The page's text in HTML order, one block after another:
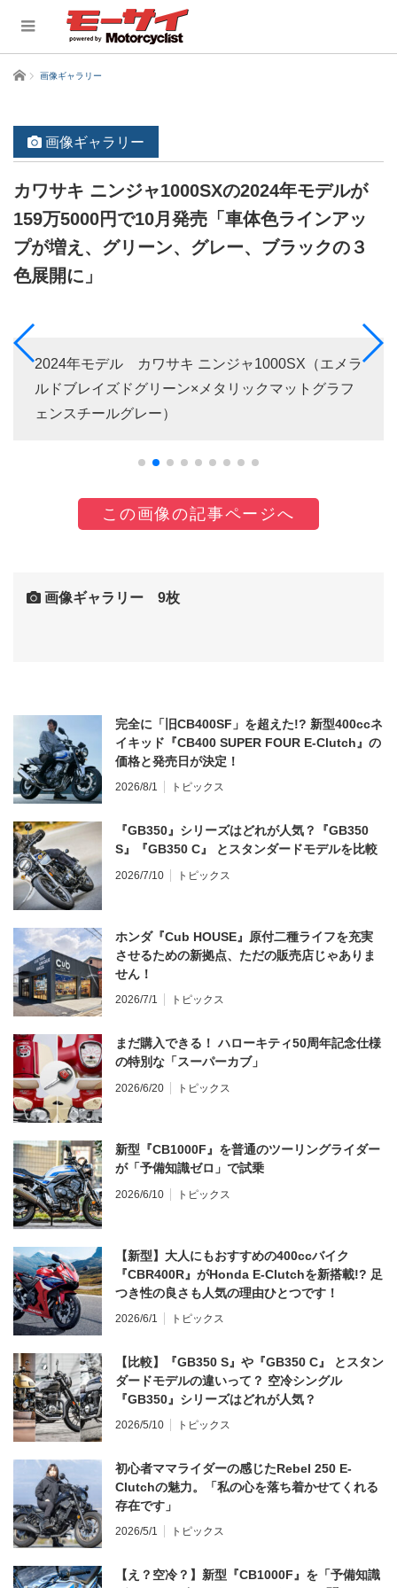
ホーム 画像ギャラリー
画像ギャラリー
カワサキ ニンジャ1000SXの2024年モデルが
159万5000円で10月発売「車体色ラインアッ
プが増え、グリーン、グレー、ブラックの３
色展開に」
2024年モデル カワサキ ニンジャ1000SX（エメラ
ルドブレイズドグリーン×メタリックマットグラフ
ェンスチールグレー）
この画像の記事ページへ
画像ギャラリー 9枚
完全に「旧CB400SF」を超えた!? 新型400ccネ
イキッド『CB400 SUPER FOUR E-Clutch』の
価格と発売日が決定！
2026/8/1 トピックス
『GB350』シリーズはどれが人気？『GB350
S』『GB350 C』 とスタンダードモデルを比較
2026/7/10 トピックス
ホンダ『Cub HOUSE』原付二種ライフを充実
させるための新拠点、ただの販売店じゃありま
せん！
2026/7/1 トピックス
まだ購入できる！ ハローキティ50周年記念仕様
の特別な「スーパーカブ」
2026/6/20 トピックス
新型『CB1000F』を普通のツーリングライダー
が「予備知識ゼロ」で試乗
2026/6/10 トピックス
【新型】大人にもおすすめの400ccバイク
『CBR400R』がHonda E-Clutchを新搭載!? 足
つき性の良さも人気の理由ひとつです！
2026/6/1 トピックス
【比較】『GB350 S』や『GB350 C』 とスタン
ダードモデルの違いって？ 空冷シングル
『GB350』シリーズはどれが人気？
2026/5/10 トピックス
初心者ママライダーの感じたRebel 250 E-
Clutchの魅力。「私の心を落ち着かせてくれる
存在です」
2026/5/1 トピックス
【え？空冷？】新型『CB1000F』を「予備知識